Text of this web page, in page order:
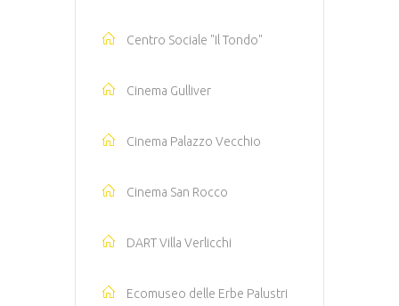
Centro Sociale "Il Tondo"
Cinema Gulliver
Cinema Palazzo Vecchio
Cinema San Rocco
DART Villa Verlicchi
Ecomuseo delle Erbe Palustri